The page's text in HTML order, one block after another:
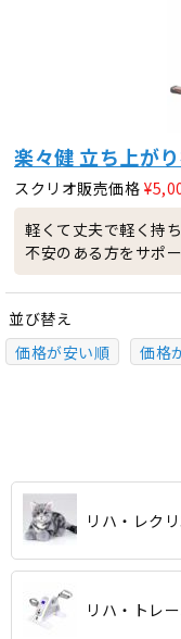
楽々健 立ち上が
スクリオ販売価格 ¥
軽くて丈夫で軽く持
不安のある方をサポ
並び替え
価格が安い順
価格
リハ・レク
リハ・トレ